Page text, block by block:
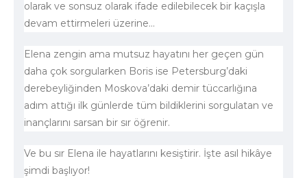
olarak ve sonsuz olarak ifade edilebilecek bir kaçışla
devam ettirmeleri üzerine…
Elena zengin ama mutsuz hayatını her geçen gün
daha çok sorgularken Boris ise Petersburg’daki
derebeyliğinden Moskova’daki demir tüccarlığına
adım attığı ilk günlerde tüm bildiklerini sorgulatan ve
inançlarını sarsan bir sır öğrenir.
Ve bu sır Elena ile hayatlarını kesiştirir. İşte asıl hikâye
şimdi başlıyor!